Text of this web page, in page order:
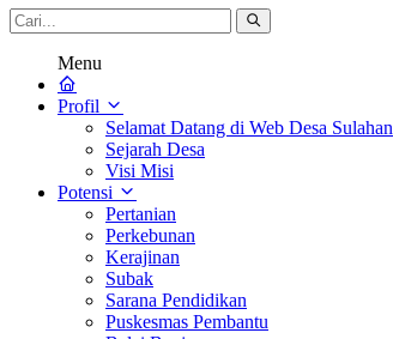
Menu
Profil
Selamat Datang di Web Desa Sulahan
Sejarah Desa
Visi Misi
Potensi
Pertanian
Perkebunan
Kerajinan
Subak
Sarana Pendidikan
Puskesmas Pembantu